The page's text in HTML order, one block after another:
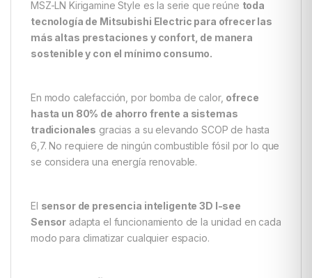
MSZ-LN Kirigamine Style es la serie que reúne toda
tecnología de Mitsubishi Electric para ofrecer las
más altas prestaciones y confort, de manera
sostenible y con el mínimo consumo.
En modo calefacción, por bomba de calor, ofrece
hasta un 80% de ahorro frente a sistemas
tradicionales gracias a su elevando SCOP de hasta
6,7. No requiere de ningún combustible fósil por lo que
se considera una energía renovable.
El sensor de presencia inteligente 3D I-see
Sensor adapta el funcionamiento de la unidad en cada
modo para climatizar cualquier espacio.